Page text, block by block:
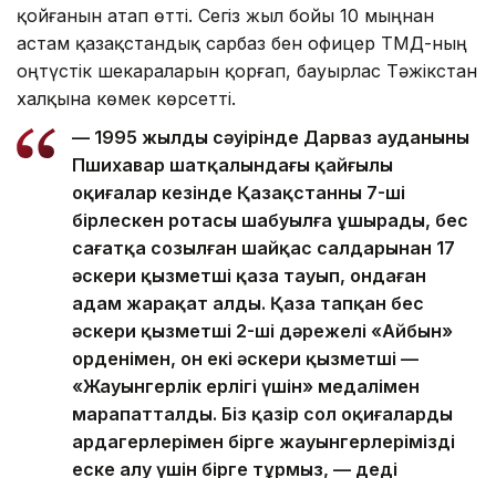
қойғанын атап өтті. Сегіз жыл бойы 10 мыңнан
астам қазақстандық сарбаз бен офицер ТМД-ның
оңтүстік шекараларын қорғап, бауырлас Тәжікстан
халқына көмек көрсетті.
— 1995 жылдың сәуірінде Дарваз ауданының
Пшихавар шатқалындағы қайғылы
оқиғалар кезінде Қазақстанның 7-ші
бірлескен ротасы шабуылға ұшырады, бес
сағатқа созылған шайқас салдарынан 17
әскери қызметші қаза тауып, ондаған
адам жарақат алды. Қаза тапқан бес
әскери қызметші 2-ші дәрежелі «Айбын»
орденімен, он екі әскери қызметші —
«Жауынгерлік ерлігі үшін» медалімен
марапатталды. Біз қазір сол оқиғалардың
ардагерлерімен бірге жауынгерлерімізді
еске алу үшін бірге тұрмыз, — деді